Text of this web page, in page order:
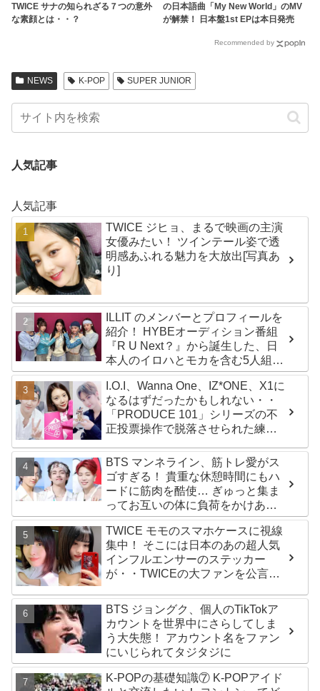
TWICE サナの知られざる７つの意外
な素顔とは・・？
の日本語曲「My New World」のMV
が解禁！ 日本盤1st EPは本日発売
Recommended by
NEWS K-POP SUPER JUNIOR
人気記事
人気記事
TWICE ジヒョ、まるで映画の主演
女優みたい！ ツインテール姿で透
明感あふれる魅力を大放出[写真あ
り]
ILLIT のメンバーとプロフィールを
紹介！ HYBEオーディション番組
『R U Next？』から誕生した、日
本人のイロハとモカを含む5人組ガ
ールズグループ！ デビュー曲
「Magnetic」がいきなりの大ヒッ
ト
I.O.I、Wanna One、IZ*ONE、X1に
なるはずだったかもしれない・・
「PRODUCE 101」シリーズの不
正投票操作で脱落させられた練習
BTS マンネライン、筋トレ愛がス
ゴすぎる！ 貴重な休憩時間にもハ
ードに筋肉を酷使… ぎゅっと集ま
ってお互いの体に負荷をかけあう
３人のトレーニング風景がかわい
すぎるとファンくぎづけ
TWICE モモのスマホケースに視線
集中！ そこには日本のあの超人気
インフルエンサーのステッカー
が・・TWICEの大ファンを公言す
「成功したファン」だと話題沸騰
BTS ジョングク、個人のTikTokア
カウントを世界中にさらしてしま
う大失態！ アカウント名をファン
にいじられてタジタジに
K-POPの基礎知識⑦ K-POPアイド